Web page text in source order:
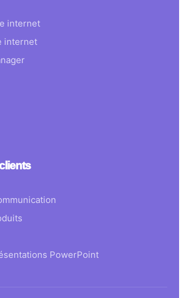
internet
internet
PowerPoint